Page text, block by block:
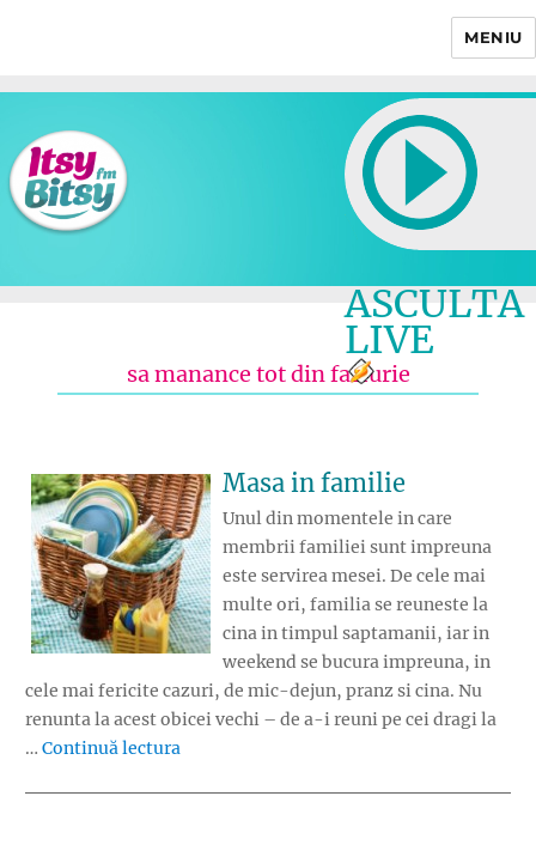
MENIU
ASCULTA
LIVE
sa manance tot din farfurie
Masa in familie
Unul din momentele in care
membrii familiei sunt impreuna
este servirea mesei. De cele mai
multe ori, familia se reuneste la
cina in timpul saptamanii, iar in
weekend se bucura impreuna, in
cele mai fericite cazuri, de mic-dejun, pranz si cina. Nu
renunta la acest obicei vechi – de a-i reuni pe cei dragi la
… Continuă lectura